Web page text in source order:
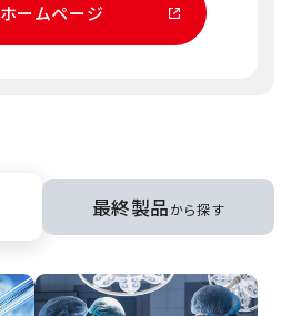
ホームページ
最終製品から探す